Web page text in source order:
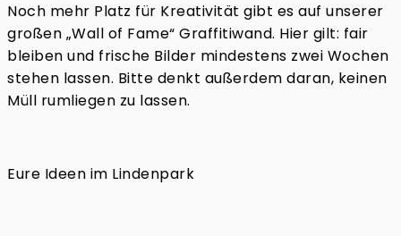
Noch mehr Platz für Kreativität gibt es auf unserer
großen „Wall of Fame“ Graffitiwand. Hier gilt: fair
bleiben und frische Bilder mindestens zwei Wochen
stehen lassen. Bitte denkt außerdem daran, keinen
Müll rumliegen zu lassen.
Eure Ideen im Lindenpark